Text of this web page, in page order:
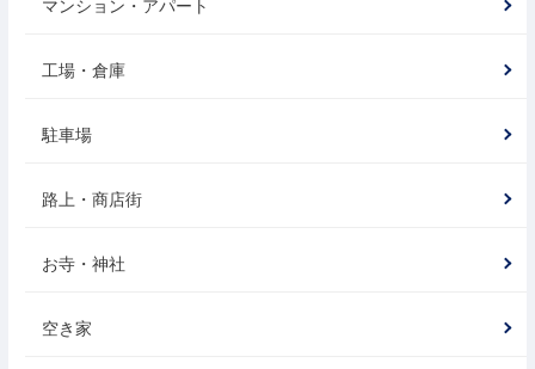
マンション・アパート
工場・倉庫
駐車場
路上・商店街
お寺・神社
空き家